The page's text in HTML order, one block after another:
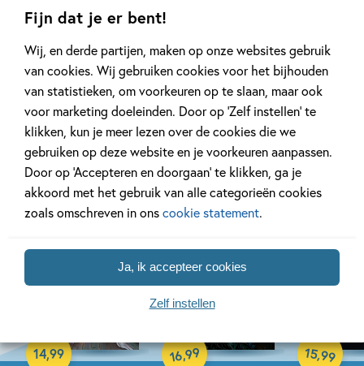
Fijn dat je er bent!
Wij, en derde partijen, maken op onze websites gebruik
van cookies. Wij gebruiken cookies voor het bijhouden
van statistieken, om voorkeuren op te slaan, maar ook
voor marketing doeleinden. Door op ‘Zelf instellen’ te
klikken, kun je meer lezen over de cookies die we
gebruiken op deze website en je voorkeuren aanpassen.
Door op ‘Accepteren en doorgaan’ te klikken, ga je
akkoord met het gebruik van alle categorieën cookies
zoals omschreven in onscookie statement.
Ja, ik accepteer cookies
Zelf instellen
Bekijk ook eens
14,99 16,99 15,99